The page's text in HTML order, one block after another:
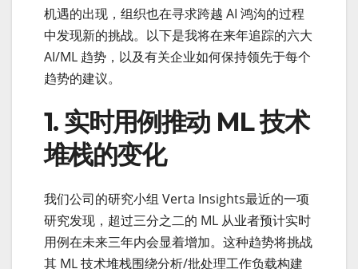
机遇的出现，组织也在寻求跨越 AI 鸿沟的过程
中发现新的挑战。以下是我将在来年追踪的六大
AI/ML 趋势，以及有关企业如何保持领先于每个
趋势的建议。
1. 实时用例推动 ML 技术
堆栈的变化
我们公司的研究小组 Verta Insights最近的一项
研究发现，超过三分之二的 ML 从业者预计实时
用例在未来三年内会显着增加。这种趋势将挑战
其 ML 技术堆栈围绕分析/批处理工作负载构建